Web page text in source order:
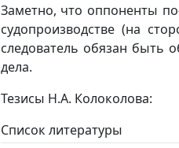
Заметно, что оппоненты
судопроизводстве (на
следователь обязан быть
дела.
Тезисы Н.А. Колоколова:
Список литературы